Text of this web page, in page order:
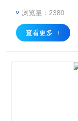
浏览量：2380
查看更多 +